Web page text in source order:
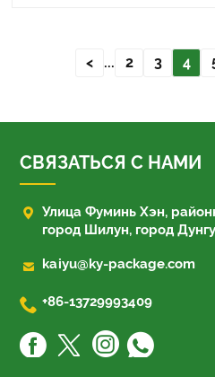
< ... 2 3 4
СВЯЗАТЬСЯ С НАМИ
 Улица Фуминь Хэн,
город Шилун, город
 kaiyu@ky-package.com
 +86-13729993409